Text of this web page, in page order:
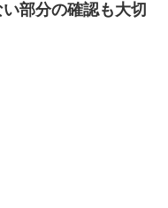
部分の確認も大切